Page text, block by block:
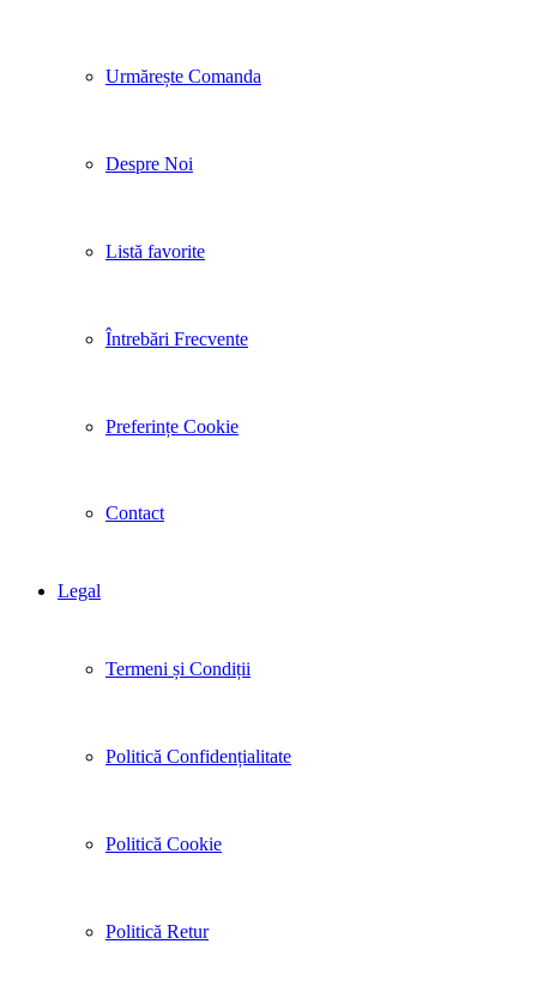
Urmărește Comanda
Despre Noi
Listă favorite
Întrebări Frecvente
Preferințe Cookie
Contact
Legal
Termeni și Condiții
Politică Confidențialitate
Politică Cookie
Politică Retur